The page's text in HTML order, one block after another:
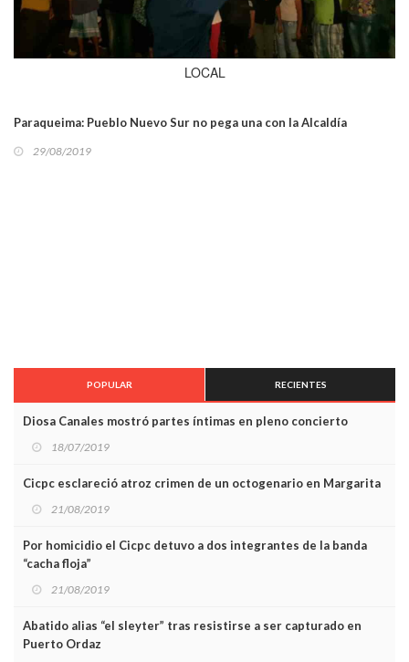
LOCAL
Paraqueima: Pueblo Nuevo Sur no pega una con la Alcaldía
29/08/2019
POPULAR RECIENTES
Diosa Canales mostró partes íntimas en pleno concierto
18/07/2019
Cicpc esclareció atroz crimen de un octogenario en Margarita
21/08/2019
Por homicidio el Cicpc detuvo a dos integrantes de la banda
“cacha floja”
21/08/2019
Abatido alias “el sleyter” tras resistirse a ser capturado en
Puerto Ordaz